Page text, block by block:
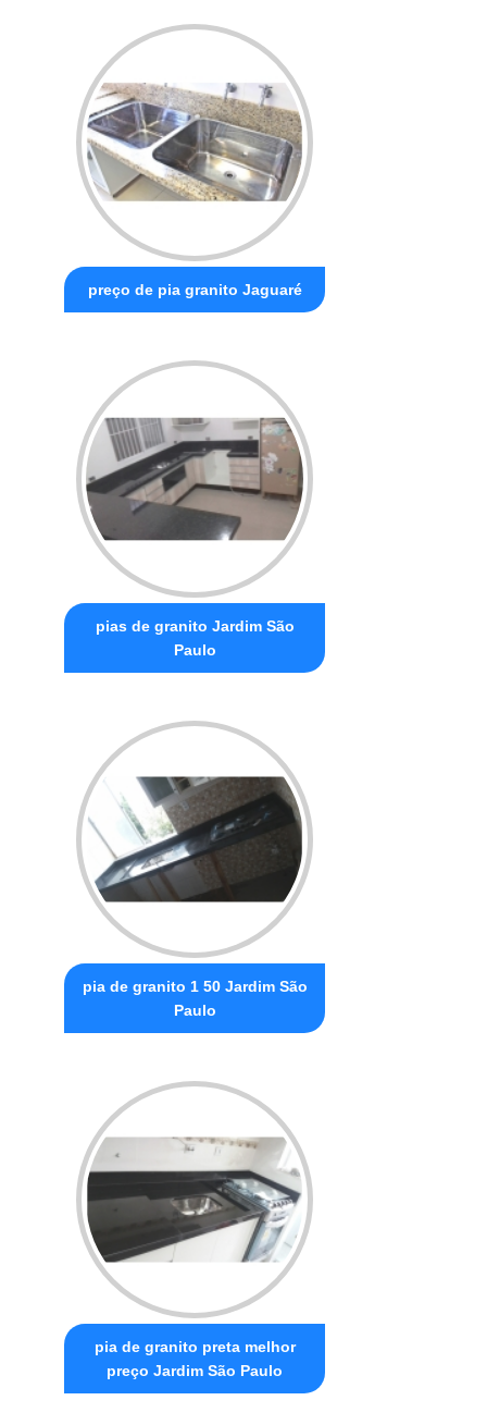
preço de pia granito Jaguaré
pias de granito Jardim São
Paulo
pia de granito 1 50 Jardim São
Paulo
pia de granito preta melhor
preço Jardim São Paulo